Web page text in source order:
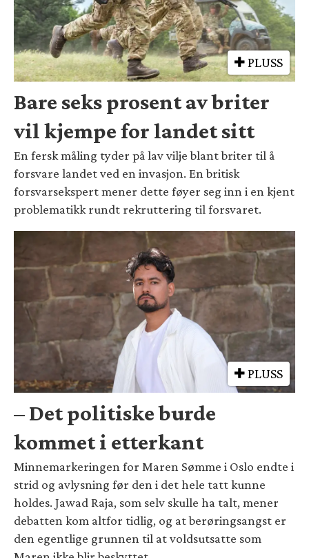
PLUSS
Bare seks prosent av briter
vil kjempe for landet sitt
En fersk måling tyder på lav vilje blant briter til å
forsvare landet ved en invasjon. En britisk
forsvarsekspert mener dette føyer seg inn i en kjent
problematikk rundt rekruttering til forsvaret.
PLUSS
– Det politiske burde
kommet i etterkant
Minnemarkeringen for Maren Sømme i Oslo endte i
strid og avlysning før den i det hele tatt kunne
holdes. Jawad Raja, som selv skulle ha talt, mener
debatten kom altfor tidlig, og at berøringsangst er
den egentlige grunnen til at voldsutsatte som